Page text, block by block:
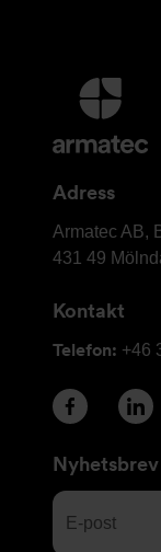
Ytterligare
information
och
Adress
Armatec
AB
Armatec AB,
431 49
Kontakt
Telefon: +46
Nyhetsbrev
E-
post